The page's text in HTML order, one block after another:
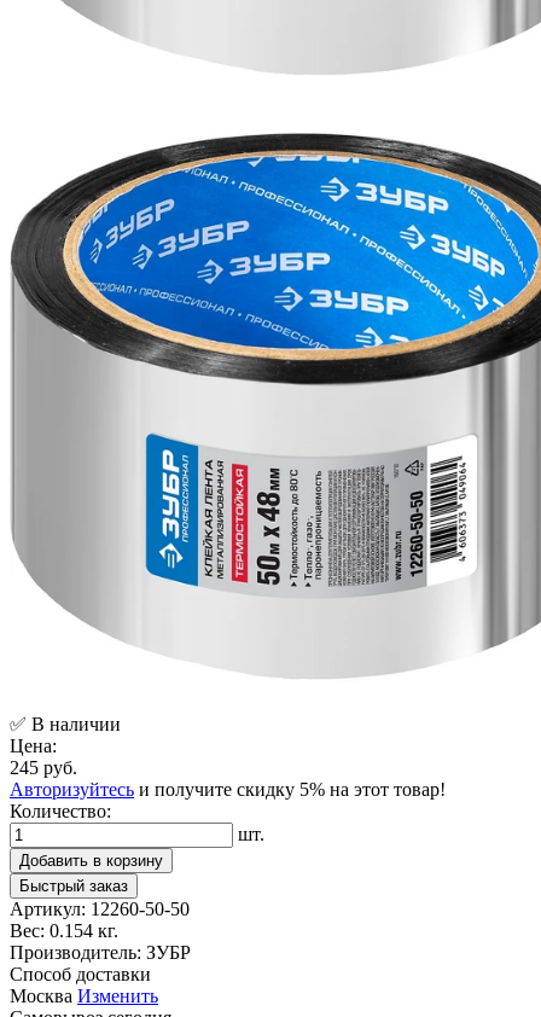
✅ В наличии
Цена:
245 руб.
Авторизуйтесь и получите скидку 5% на этот товар!
Количество:
шт.
Добавить в корзину
Быстрый заказ
Артикул: 12260-50-50
Вес: 0.154 кг.
Производитель: ЗУБР
Способ доставки
Москва Изменить